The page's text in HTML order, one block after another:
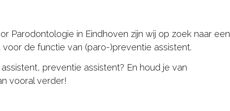
Parodontologie in Eindhoven zijn wij op zoek naar een
de functie van (paro-)preventie assistent.
preventie assistent? En houd je van
vooral verder!